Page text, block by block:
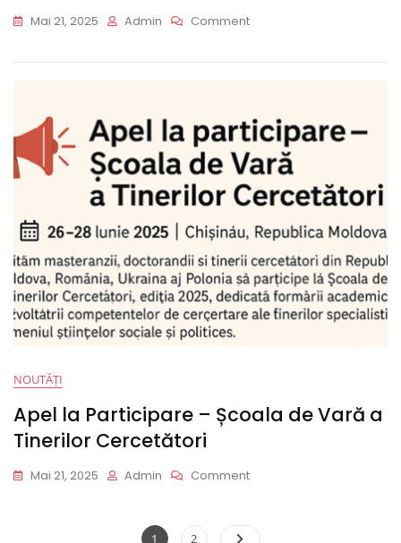
Mai 21, 2025 Admin CommentOn
School
For
Young
Researchers
NOUTĂȚI
Apel la Participare – Școala de Vară a
Tinerilor Cercetători
Mai 21, 2025 Admin CommentOn
Participare
Paginație
Page
1 Page
2